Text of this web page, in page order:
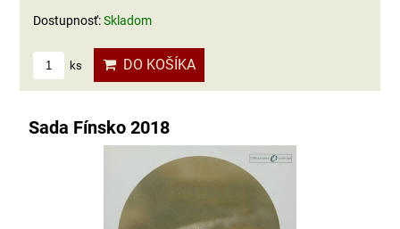
Dostupnosť:Skladom
ks DO KOŠÍKA
Sada Fínsko 2018